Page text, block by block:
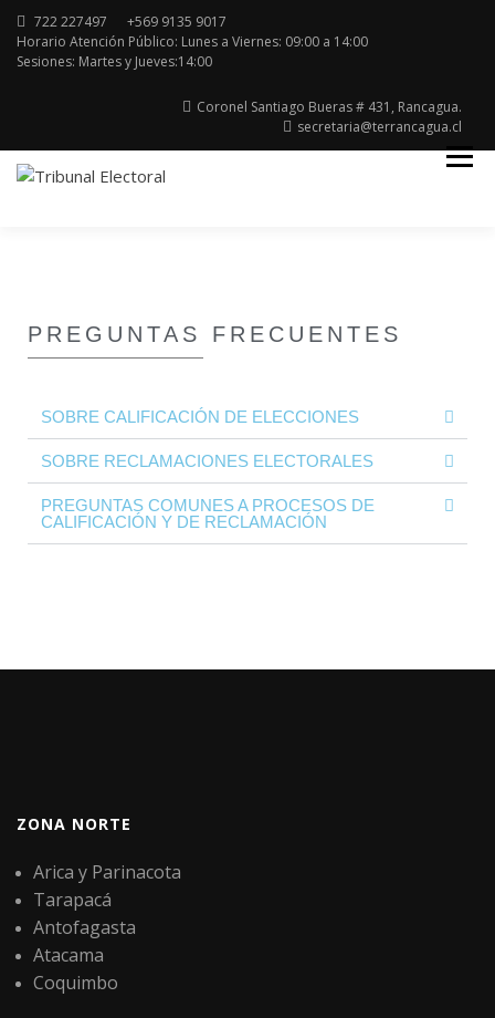
722 227497
+569 9135 9017
Horario Atención Público: Lunes a Viernes: 09:00 a 14:00
Sesiones: Martes y Jueves:14:00
Coronel Santiago Bueras # 431, Rancagua.
secretaria@terrancagua.cl
PREGUNTAS FRECUENTES
SOBRE CALIFICACIÓN DE ELECCIONES
SOBRE RECLAMACIONES ELECTORALES
PREGUNTAS COMUNES A PROCESOS DE
CALIFICACIÓN Y DE RECLAMACIÓN
ZONA NORTE
Arica y Parinacota
Tarapacá
Antofagasta
Atacama
Coquimbo